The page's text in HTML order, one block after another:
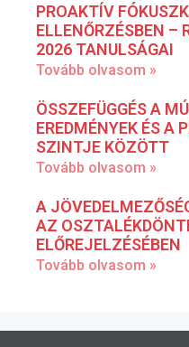
PROAKTÍV
ELLENŐRZÉSBEN –
2026 TANULSÁGAI
Tovább olvasom »
ÖSSZEFÜGGÉS A
EREDMÉNYEK ÉS A
SZINTJE KÖZÖTT
Tovább olvasom »
A
AZ
ELŐREJELZÉSÉBEN
Tovább olvasom »